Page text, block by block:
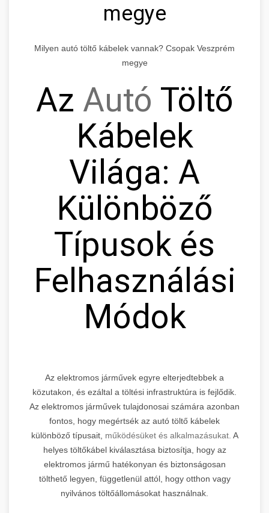
megye
Milyen autó töltő kábelek vannak? Csopak Veszprém
megye
Az Autó Töltő
Kábelek
Világa: A
Különböző
Típusok és
Felhasználási
Módok
Az elektromos járművek egyre elterjedtebbek a
közutakon, és ezáltal a töltési infrastruktúra is fejlődik.
Az elektromos járművek tulajdonosai számára azonban
fontos, hogy megértsék az autó töltő kábelek
különböző típusait, működésüket és alkalmazásukat. A
helyes töltőkábel kiválasztása biztosítja, hogy az
elektromos jármű hatékonyan és biztonságosan
tölthető legyen, függetlenül attól, hogy otthon vagy
nyilvános töltőállomásokat használnak.